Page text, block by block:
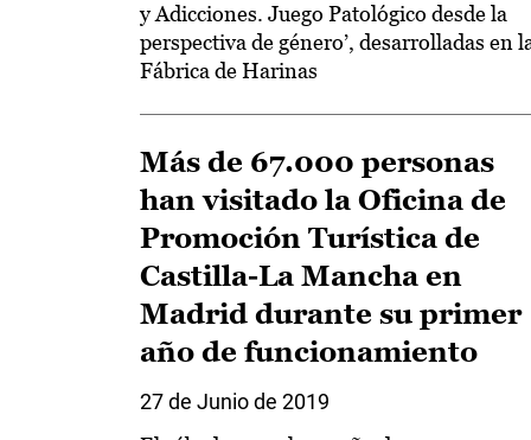
y Adicciones. Juego Patológico desde la
perspectiva de género’, desarrolladas en
Fábrica de Harinas
Más de 67.000 personas
han visitado la Oficina de
Promoción Turística de
Castilla-La Mancha en
Madrid durante su primer
año de funcionamiento
27 de Junio de 2019